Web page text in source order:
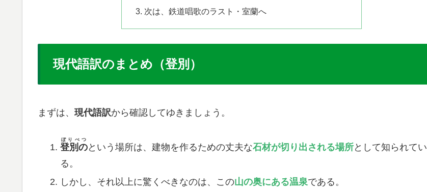
次は、鉄道唱歌のラスト・室蘭へ
​現代語訳のまとめ（登別）
まずは、 現代語訳から確認してゆきましょう。
登別の
ぼりべつ
という場所は、建物を作るための丈夫な石材が切り出される場所として知られてい
る。
​しかし、それ以上に驚くべきなのは、この山の奥にある温泉である。